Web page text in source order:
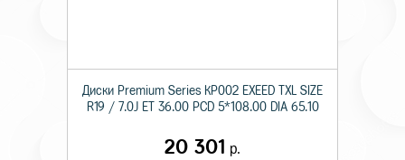
Диски Premium Series КР002 EXEED TXL SIZE
R19 / 7.0J ET 36.00 PCD 5*108.00 DIA 65.10
20 301 р.